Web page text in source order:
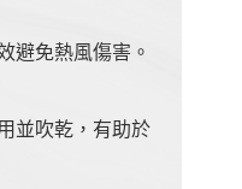
避免熱風傷害。
並吹乾，有助於